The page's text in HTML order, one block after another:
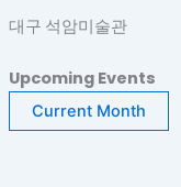
대구 석암미술관
Upcoming Events
Current Month